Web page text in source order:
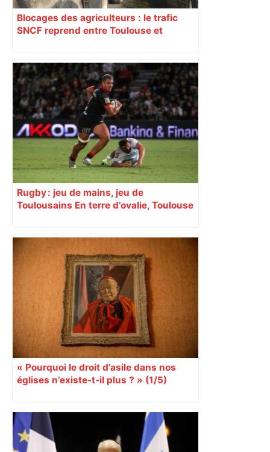
Blocages des agriculteurs : le trafic
SNCF reprend entre Toulouse et
Rugby : jeu de mains, jeu de
Toulousains En terre d’ovalie, Toulouse
revendiquant surtout son art du jeu en
mouvement, vif et spectaculaire.
Décryptage. Série (4 / 10)
« Pourquoi le droit d’asile dans nos
églises n’existe-t-il plus ? » (1/5)